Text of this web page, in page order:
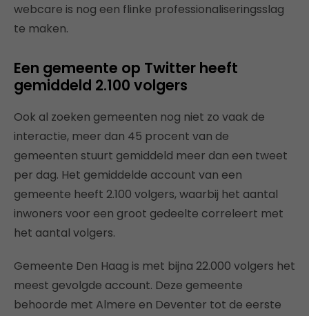
webcare is nog een flinke professionaliseringsslag
te maken.
Een gemeente op Twitter heeft
gemiddeld 2.100 volgers
Ook al zoeken gemeenten nog niet zo vaak de
interactie, meer dan 45 procent van de
gemeenten stuurt gemiddeld meer dan een tweet
per dag. Het gemiddelde account van een
gemeente heeft 2.100 volgers, waarbij het aantal
inwoners voor een groot gedeelte correleert met
het aantal volgers.
Gemeente Den Haag is met bijna 22.000 volgers het
meest gevolgde account. Deze gemeente
behoorde met Almere en Deventer tot de eerste